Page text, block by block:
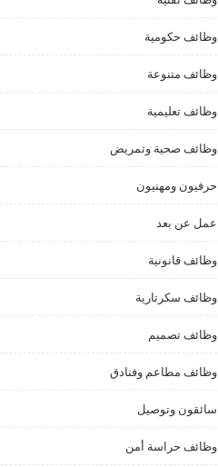
وظائف حكومية
وظائف متنوعة
وظائف تعليمية
وظائف صحية وتمريض
حرفيون ومهنيون
عمل عن بعد
وظائف قانونية
وظائف سكرتارية
وظائف تصميم
وظائف مطاعم وفنادق
سائقون وتوصيل
وظائف حراسة أمن